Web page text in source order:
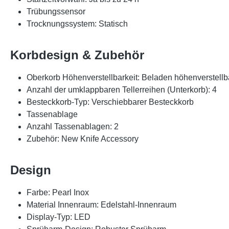
Trübungssensor
Trocknungssystem: Statisch
Korbdesign & Zubehör
Oberkorb Höhenverstellbarkeit: Beladen
Anzahl der umklappbaren Tellerreihen (Unterkorb): 4
Besteckkorb-Typ: Verschiebbarer Besteckkorb
Tassenablage
Anzahl Tassenablagen: 2
Zubehör: New Knife Accessory
Design
Farbe: Pearl Inox
Material Innenraum: Edelstahl-Innenraum
Display-Typ: LED